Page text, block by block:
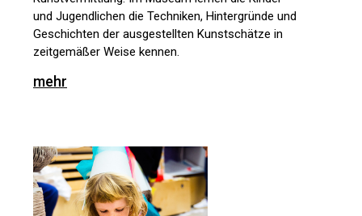
und Jugendlichen die Techniken, Hintergründe und
Geschichten der ausgestellten Kunstschätze in
zeitgemäßer Weise kennen.
mehr